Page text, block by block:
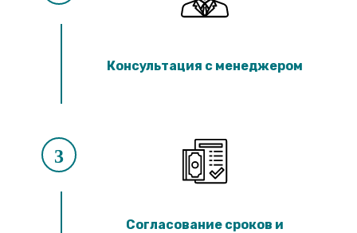
Консультация с менеджером
3
Согласование сроков и